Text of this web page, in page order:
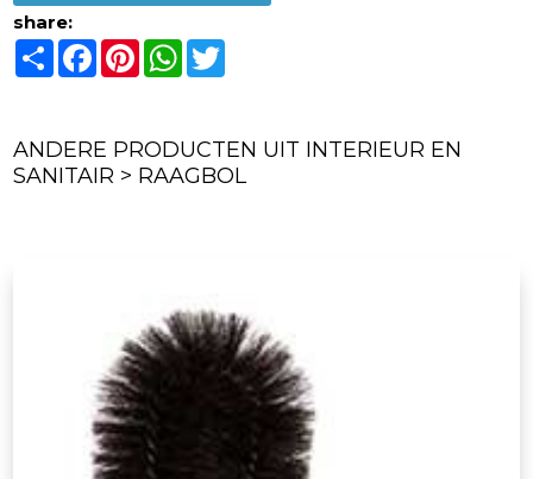
share:
ShareFacebook
PinterestWhatsApp
ANDERE PRODUCTEN UIT INTERIEUR EN
SANITAIR > RAAGBOL